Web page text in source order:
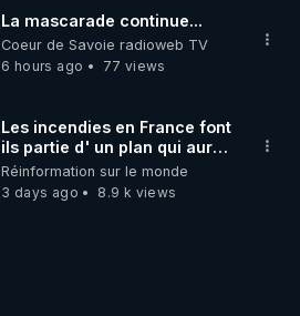
La mascarade continue...
Coeur de Savoie radioweb TV
6 hours ago
77 views
Les incendies en France font
ils partie d' un plan qui aurait
débuté le 11 septembre 2001
?
Réinformation sur le monde
3 days ago
8.9 k views